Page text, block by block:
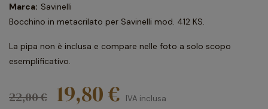
Marca: Savinelli
Bocchino in metacrilato per Savinelli mod. 412 KS.
La pipa non è inclusa e compare nelle foto a solo scopo
esemplificativo.
22,00 € 19,80 € IVA inclusa